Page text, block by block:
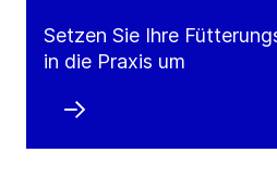
Setzen Sie Ihre
in die Praxis um